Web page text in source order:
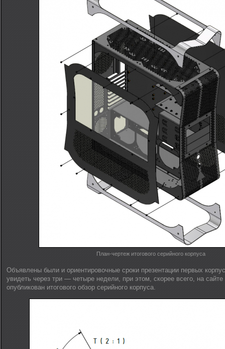
План-чертеж итогового серийного корпуса
Объявлены были и ориентировочные сроки презентации первых
увидеть через три — четыре недели, при этом, скорее всего, на
опубликован итогового обзор серийного корпуса.